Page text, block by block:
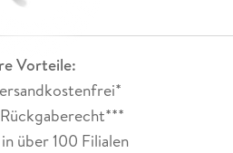
Vorteile:
über 100 Filialen